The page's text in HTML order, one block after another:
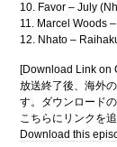
10. Favor – July
11. Marcel Woods
12. Nhato –
[Download Link on
放送終了後、海外
す。ダウンロード
こちらにリンクを追
Download this